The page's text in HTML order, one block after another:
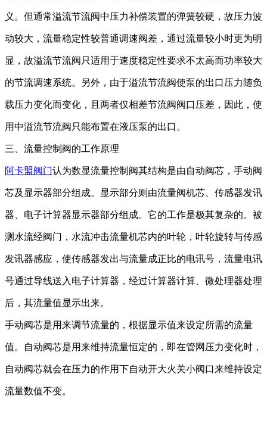
义。但通常溢流节流阀中压力补偿装置的弹簧较硬，故压力波
动较大，流量稳定性较普通调速阀差，通过流量较小时更为明
显，故溢流节流阀只适用于速度稳定性要求不太高而功率较大
的节流调速系统。另外，由于溢流节流阀使泵的出口压力随负
载压力变化而变化，且两者仅相差节流阀阀口压差，因此，使
用中溢流节流阀只能布置在液压泵的出口。
三、流量控制阀的工作原理
阿卡盟阀门认为数显流量控制阀其结构是由自动阀芯，手动阀
芯及显示器部分组成。显示部分则由流量阀机芯、传感器发讯
器、电子计算器显示器部分组成。它的工作是极其复杂的。被
测水流经阀门，水流冲击流量机芯内的叶轮，叶轮旋转与传感
发讯器感应，使传感器发出与流量成正比的电讯号，流量电讯
号通过导线送入电子计算器，经过计算器计算、微处理器处理
后，其流量值显示出来。
手动阀芯是用来调节流量的，根据显示值来设定所需的流量
值。自动阀芯是用来维持流量恒定的，即在管网压力变化时，
自动阀芯就会在压力的作用下自动开大火关小阀口来维持设定
流量数值不变。